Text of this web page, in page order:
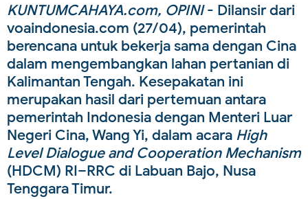
KUNTUMCAHAYA.com, OPINI- Dilansir dari
voaindonesia.com (27/04), pemerintah
berencana untuk bekerja sama dengan Cina
dalam mengembangkan lahan pertanian di
Kalimantan Tengah. Kesepakatan ini
merupakan hasil dari pertemuan antara
pemerintah Indonesia dengan Menteri Luar
Negeri Cina, Wang Yi, dalam acara High
Level Dialogue and Cooperation Mechanism
(HDCM) RI–RRC di Labuan Bajo, Nusa
Tenggara Timur.